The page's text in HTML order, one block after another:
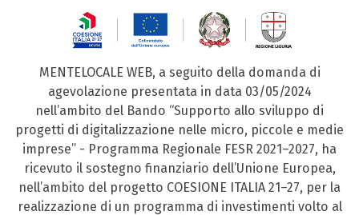
MENTELOCALE WEB, a seguito della domanda di
agevolazione presentata in data 03/05/2024
nell’ambito del Bando “Supporto allo sviluppo di
progetti di digitalizzazione nelle micro, piccole e medie
imprese” - Programma Regionale FESR 2021–2027, ha
ricevuto il sostegno finanziario dell’Unione Europea,
nell’ambito del progetto COESIONE ITALIA 21–27, per la
realizzazione di un programma di investimenti volto al